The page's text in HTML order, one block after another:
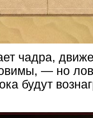
чадра,
— но
будут